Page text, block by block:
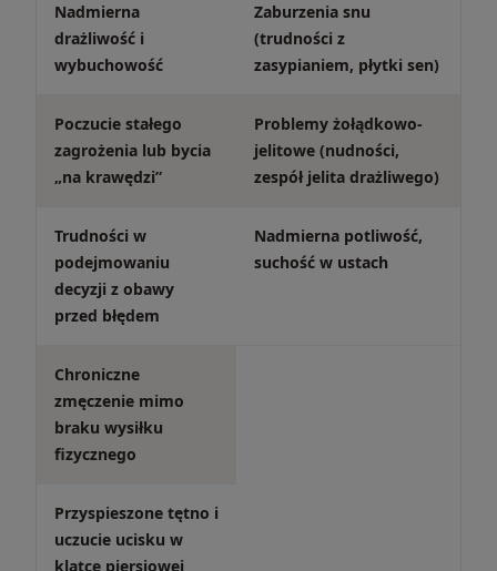
Nadmierna
drażliwość i
wybuchowość
Zaburzenia snu
(trudności z
zasypianiem, płytki sen)
Poczucie stałego
zagrożenia lub bycia
„na krawędzi”
Problemy żołądkowo-
jelitowe (nudności,
zespół jelita drażliwego)
Trudności w
podejmowaniu
decyzji z obawy
przed błędem
Nadmierna potliwość,
suchość w ustach
Chroniczne
zmęczenie mimo
braku wysiłku
fizycznego
Przyspieszone tętno i
uczucie ucisku w
klatce piersiowej